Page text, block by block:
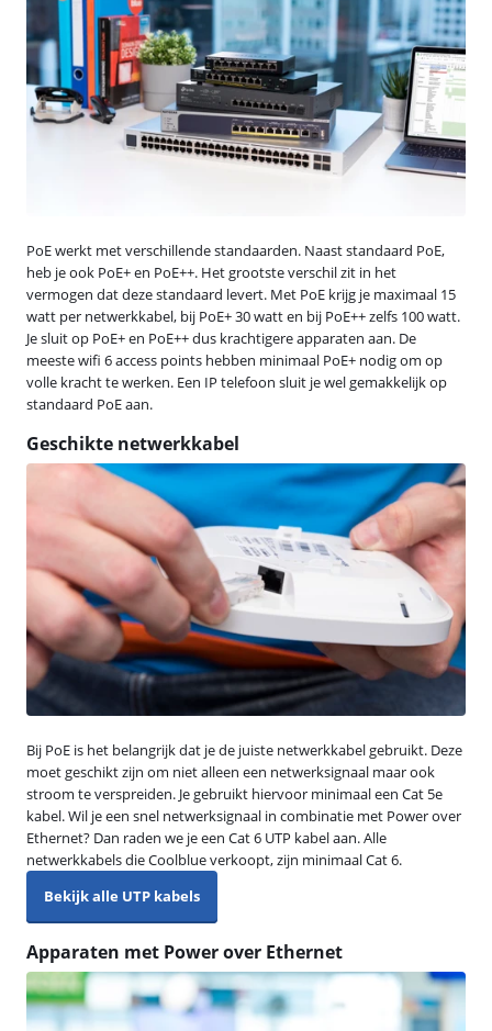
PoE werkt met verschillende standaarden. Naast standaard PoE,
heb je ook PoE+ en PoE++. Het grootste verschil zit in het
vermogen dat deze standaard levert. Met PoE krijg je maximaal 15
watt per netwerkkabel, bij PoE+ 30 watt en bij PoE++ zelfs 100 watt.
Je sluit op PoE+ en PoE++ dus krachtigere apparaten aan. De
meeste wifi 6 access points hebben minimaal PoE+ nodig om op
volle kracht te werken. Een IP telefoon sluit je wel gemakkelijk op
standaard PoE aan.
Geschikte netwerkkabel
Bij PoE is het belangrijk dat je de juiste netwerkkabel gebruikt. Deze
moet geschikt zijn om niet alleen een netwerksignaal maar ook
stroom te verspreiden. Je gebruikt hiervoor minimaal een Cat 5e
kabel. Wil je een snel netwerksignaal in combinatie met Power over
Ethernet? Dan raden we je een Cat 6 UTP kabel aan. Alle
netwerkkabels die Coolblue verkoopt, zijn minimaal Cat 6.
Bekijk alle UTP kabels
Apparaten met Power over Ethernet